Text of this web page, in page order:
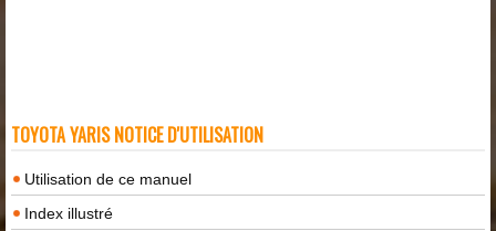
TOYOTA YARIS NOTICE D'UTILISATION
Utilisation de ce manuel
Index illustré